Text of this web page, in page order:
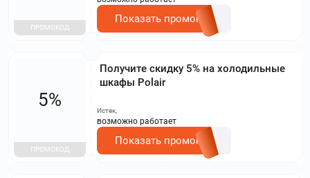
ПРОМОКОД
Показать промокод
Получите скидку 5% на холодильные
шкафы Polair
5%
ПРОМОКОД
Истек,
возможно работает
Показать промокод